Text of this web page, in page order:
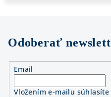
Odoberať
Email
Vložením e-mailu súhlasíte